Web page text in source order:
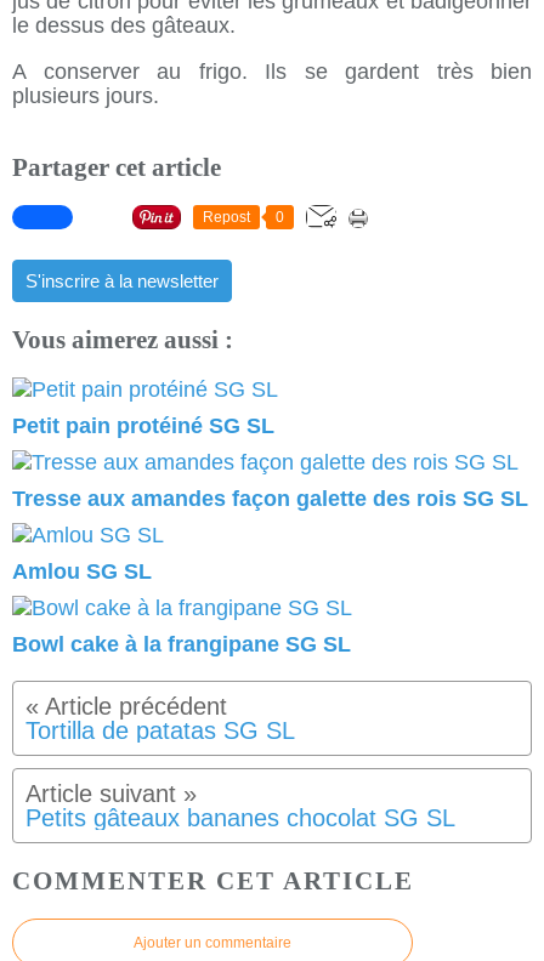
le dessus des gâteaux.
A conserver au frigo. Ils se gardent très bien
plusieurs jours.
Partager cet article
Repost 0
S'inscrire à la newsletter
Vous aimerez aussi :
Petit pain protéiné SG SL
Tresse aux amandes façon galette des rois SG SL
Amlou SG SL
Bowl cake à la frangipane SG SL
Tortilla de patatas SG SL
Petits gâteaux bananes chocolat SG SL
COMMENTER CET ARTICLE
Ajouter un commentaire